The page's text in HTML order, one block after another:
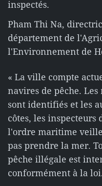
inspectés.
Pham Thi Na,
département de
l'Environnement de
« La ville compte
navires de pêche.
sont identifiés et les
côtes, les inspecteurs
l'ordre maritime
pas prendre la mer.
pêche illégale est
conformément à la